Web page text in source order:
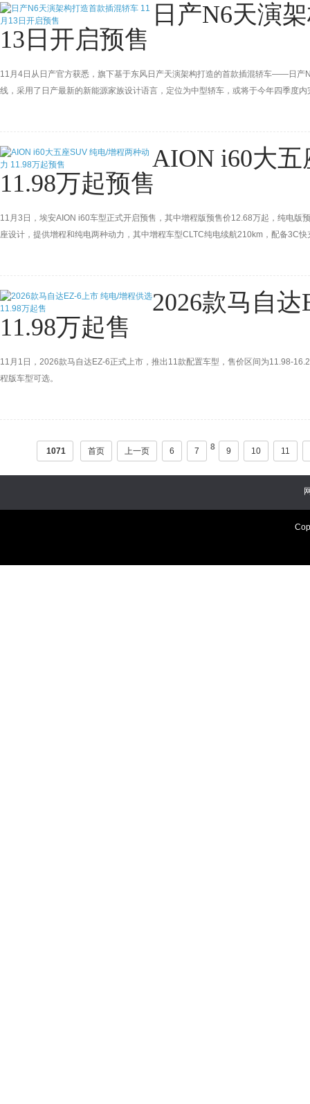
日产N6天演
13日开启预售
11月4日从日产官方获悉，旗下基于东风日产天演架构打造的首款插混轿车——日
线，采用了日产最新的新能源家族设计语言，定位为中型轿车，或将于今年四季度内
AION i60大
11.98万起预售
11月3日，埃安AION i60车型正式开启预售，其中增程版预售价12.68万起，纯电
座设计，提供增程和纯电两种动力，其中增程车型CLTC纯电续航210km，配备3C快
2026款马自
11.98万起售
11月1日，2026款马自达EZ-6正式上市，推出11款配置车型，售价区间为11.98-
程版车型可选。
1071 首页 上一页 6 7 8 9 10 11